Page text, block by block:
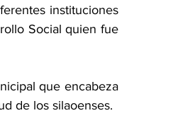
instituciones
Social quien fue
que encabeza
de los silaoenses.